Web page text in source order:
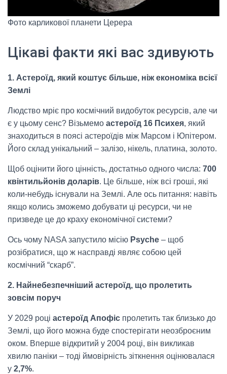
Фото карликової планети Церера
Цікаві факти які вас здивують
1. Астероїд, який коштує більше, ніж економіка всієї
Землі
Людство мріє про космічний видобуток ресурсів, але чи
є у цьому сенс? Візьмемо астероїд 16 Психея, який
знаходиться в поясі астероїдів між Марсом і Юпітером.
Його склад унікальний – залізо, нікель, платина, золото.
Щоб оцінити його цінність, достатньо одного числа: 700
квінтильйонів доларів. Це більше, ніж всі гроші, які
коли-небудь існували на Землі. Але ось питання: навіть
якщо колись зможемо добувати ці ресурси, чи не
призведе це до краху економічної системи?
Ось чому NASA запустило місію Psyche – щоб
розібратися, що ж насправді являє собою цей
космічний “скарб”.
2. Найнебезпечніший астероїд, що пролетить
зовсім поруч
У 2029 році астероїд Апофіс пролетить так близько до
Землі, що його можна буде спостерігати неозброєним
оком. Вперше відкритий у 2004 році, він викликав
хвилю паніки – тоді ймовірність зіткнення оцінювалася
у 2,7%.